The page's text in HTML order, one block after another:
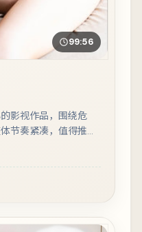
99:56
影视作品，围绕危
节奏紧凑，值得推荐